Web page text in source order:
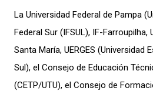
La Universidad Federal de Pampa
Federal Sur (IFSUL), IF-Farroupilha,
Santa María, UERGES (Universidad
Sul), el Consejo de Educación
(CETP/UTU), el Consejo de